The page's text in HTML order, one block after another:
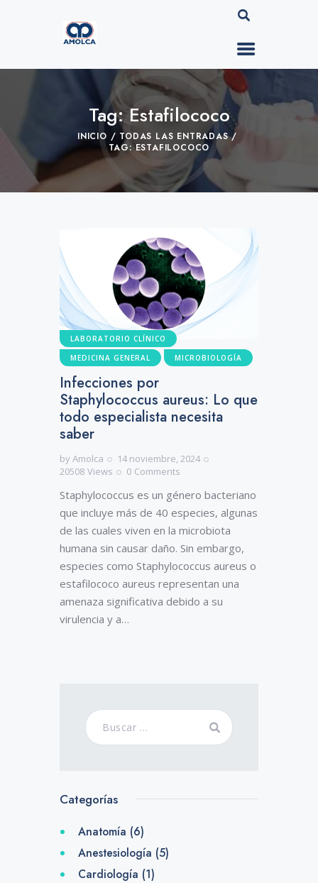
Tag: Estafilococo
INICIO
TODAS LAS ENTRADAS
TAG: ESTAFILOCOCO
LABORATORIO CLÍNICO
MEDICINA GENERAL
MICROBIOLOGÍA
Infecciones por
Staphylococcus aureus: Lo que
todo especialista necesita
saber
byAmolca
14 noviembre, 2024
20508 Views 0 Comments
Staphylococcus es un género bacteriano
que incluye más de 40 especies, algunas
de las cuales viven en la microbiota
humana sin causar daño. Sin embargo,
especies como Staphylococcus aureus o
estafilococo aureus representan una
amenaza significativa debido a su
virulencia y a…
Categorías
Anatomía (6)
Anestesiología (5)
Cardiología (1)